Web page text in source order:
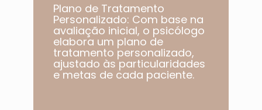
Plano de Tratamento
Personalizado: Com base na
avaliação inicial, o psicólogo
elabora um plano de
tratamento personalizado,
ajustado às particularidades
e metas de cada paciente.​